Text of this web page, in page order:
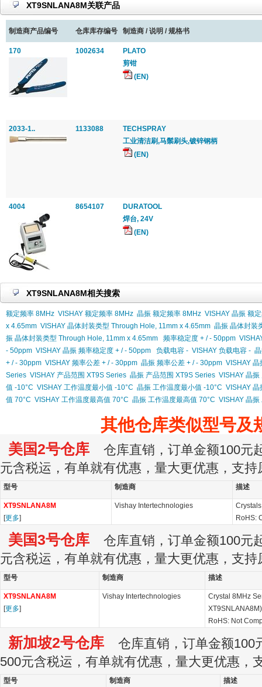
XT9SNLANA8M关联产品
制造商产品编号 仓库库存编号 制造商 / 说明 / 规格书
170 1002634
PLATO
剪钳
(EN)
2033-1.. 1133088
TECHSPRAY
工业清洁刷,马鬃刷头,镀锌钢柄
(EN)
4004 8654107
DURATOOL
焊台, 24V
(EN)
XT9SNLANA8M相关搜索
额定频率 8MHz VISHAY 额定频率 8MHz 晶振 额定频率 8MHz VISHAY 晶振 额
x 4.65mm VISHAY 晶体封装类型 Through Hole, 11mm x 4.65mm 晶振 晶体封装
振 晶体封装类型 Through Hole, 11mm x 4.65mm
频率稳定度 + / - 50ppm
- 50ppm VISHAY 晶振 频率稳定度 + / - 50ppm 负载电容 - VISHAY 负载电容 -
+ / - 30ppm VISHAY 频率公差 + / - 30ppm 晶振 频率公差 + / - 30ppm VISHAY 晶
Series VISHAY 产品范围 XT9S Series 晶振 产品范围 XT9S Series VISHAY 晶
值 -10°C VISHAY 工作温度最小值 -10°C 晶振 工作温度最小值 -10°C VISHAY 晶
值 70°C VISHAY 工作温度最高值 70°C 晶振 工作温度最高值 70°C VISHAY 晶振
其他仓库类似型号及
美国2号仓库 仓库直销，订单金额100元
元含税运，有单就有优惠，量大更优惠，支持
型号 制造商 描述
XT9SNLANA8M
[更多]
Vishay Intertechnologies
RoHS:
美国3号仓库 仓库直销，订单金额100元
元含税运，有单就有优惠，量大更优惠，支持
型号 制造商 描述
XT9SNLANA8M
[更多]
Vishay Intertechnologies
Crystal 8MHz
XT9SNLANA8M)
RoHS: Not
新加坡2号仓库 仓库直销，订单金额100
500元含税运，有单就有优惠，量大更优惠，
型号 制造商 描述